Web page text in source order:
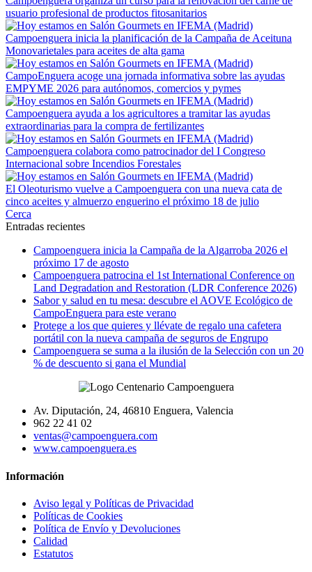
usuario profesional de productos fitosanitarios
Campoenguera inicia la planificación de la Campaña de Aceituna
Monovarietales para aceites de alta gama
CampoEnguera acoge una jornada informativa sobre las ayudas
EMPYME 2026 para autónomos, comercios y pymes
Campoenguera ayuda a los agricultores a tramitar las ayudas
extraordinarias para la compra de fertilizantes
Campoenguera colabora como patrocinador del I Congreso
Internacional sobre Incendios Forestales
El Oleoturismo vuelve a Campoenguera con una nueva cata de
cinco aceites y almuerzo enguerino el próximo 18 de julio
Cerca
Entradas recientes
Campoenguera inicia la Campaña de la Algarroba 2026 el
próximo 17 de agosto
Campoenguera patrocina el 1st International Conference on
Land Degradation and Restoration (LDR Conference 2026)
Sabor y salud en tu mesa: descubre el AOVE Ecológico de
CampoEnguera para este verano
Protege a los que quieres y llévate de regalo una cafetera
portátil con la nueva campaña de seguros de Engrupo
Campoenguera se suma a la ilusión de la Selección con un 20
% de descuento si gana el Mundial
Av. Diputación, 24, 46810 Enguera, Valencia
962 22 41 02
ventas@campoenguera.com
www.campoenguera.es
Información
Aviso legal y Políticas de Privacidad
Políticas de Cookies
Política de Envío y Devoluciones
Calidad
Estatutos